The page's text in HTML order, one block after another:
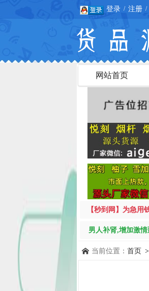
登录 / 注册 /
网站首页
【秒到网】为急用
男人补肾,增加激
当前位置： 首页 >